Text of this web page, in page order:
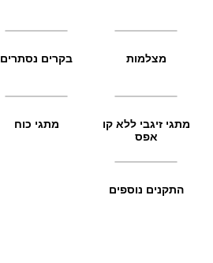
מצלמות בקרים נסתרים
מתגי זיגבי ללא קו
אפס
מתגי כוח
התקנים נוספים